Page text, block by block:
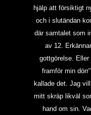
hjälp att försiktigt
och i slutändan
där samtalet som
av 12.
gottgörelse. Eller
framför min
kallade det. Jag
mitt skräp likväl
hand om sin.